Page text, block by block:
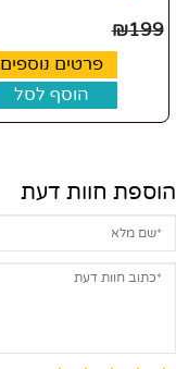
₪199
פרטים נוספים
הוסף לסל
הוספת חוות דעת